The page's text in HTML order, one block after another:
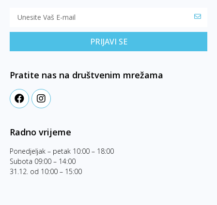
PRIJAVI SE
Pratite nas na društvenim mrežama
Radno vrijeme
Ponedjeljak – petak 10:00 – 18:00
Subota 09:00 – 14:00
31.12. od 10:00 – 15:00